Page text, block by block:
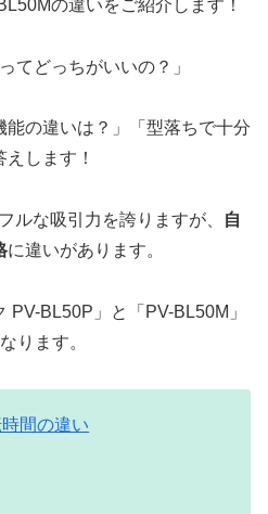
の違いをご紹介します！
てどっちがいいの？」
能の違いは？」「型落ちで十分
します！
ルな吸引力を誇りますが、
自
に違いがあります。
PV-BL50P」と「PV-BL50M」
ります。
間の違い